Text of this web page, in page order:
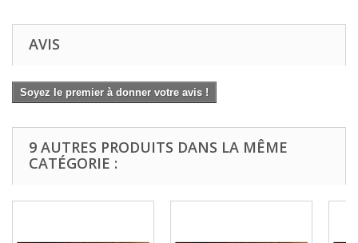
AVIS
Soyez le premier à donner votre avis !
9 AUTRES PRODUITS DANS LA MÊME
CATÉGORIE :